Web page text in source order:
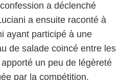
a déclenché
a ensuite raconté à
ayant participé à une
de salade coincé entre les
un peu de légèreté
par la compétition,